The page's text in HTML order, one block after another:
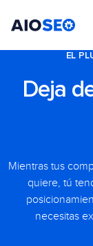
EL
Deja
Mientras tus
quiere, tú
necesitas